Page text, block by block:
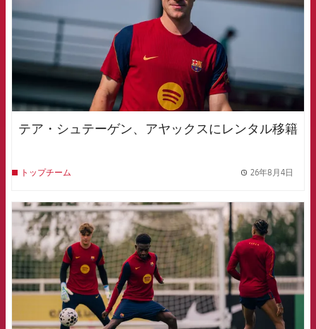
テア・シュテーゲン、アヤックスにレンタル移籍
トップチーム 26年8月4日
FCB Barcelona badge